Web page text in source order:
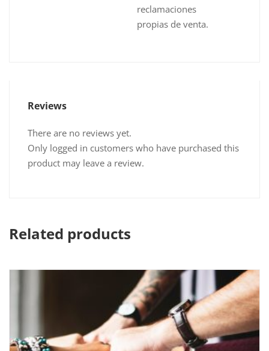
reclamaciones
propias de venta.
Reviews
There are no reviews yet.
Only logged in customers who have purchased this
product may leave a review.
Related products